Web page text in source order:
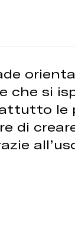
che si
le
di